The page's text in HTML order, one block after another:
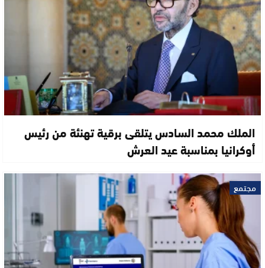
الملك محمد السادس يتلقى برقية تهنئة من رئيس
أوكرانيا بمناسبة عيد العرش
مجتمع